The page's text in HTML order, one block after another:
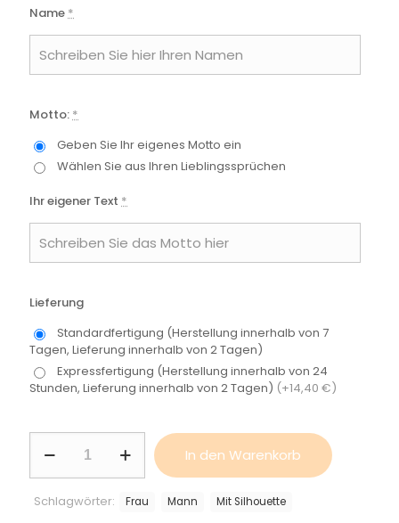
Name *
Motto: *
Geben Sie Ihr eigenes Motto ein
Wählen Sie aus Ihren Lieblingssprüchen
Ihr eigener Text *
Lieferung
Standardfertigung (Herstellung innerhalb von 7
Tagen, Lieferung innerhalb von 2 Tagen)
Expressfertigung (Herstellung innerhalb von 24
Stunden, Lieferung innerhalb von 2 Tagen) (+14,40 €)
mit
einem
nach
In den Warenkorb
Schlagwörter: Frau Mann Mit Silhouette